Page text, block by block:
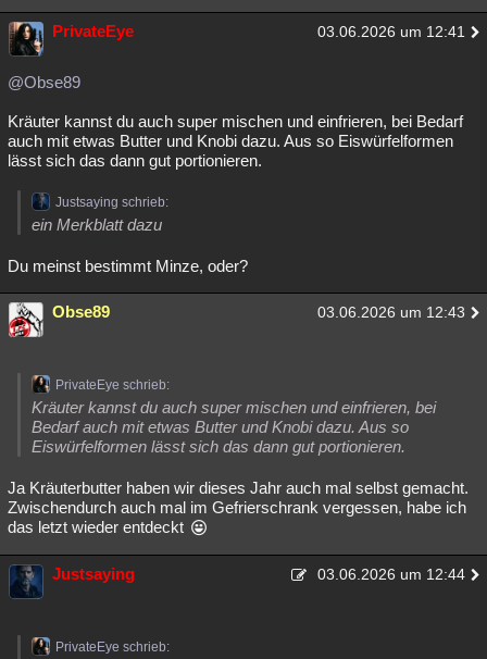
PrivateEye 03.06.2026 um 12:41
@Obse89
Kräuter kannst du auch super mischen und einfrieren, bei Bedarf
auch mit etwas Butter und Knobi dazu. Aus so Eiswürfelformen
lässt sich das dann gut portionieren.
Justsaying schrieb:
ein Merkblatt dazu
Du meinst bestimmt Minze, oder?
Obse89 03.06.2026 um 12:43
PrivateEye schrieb:
Kräuter kannst du auch super mischen und einfrieren, bei
Bedarf auch mit etwas Butter und Knobi dazu. Aus so
Eiswürfelformen lässt sich das dann gut portionieren.
Ja Kräuterbutter haben wir dieses Jahr auch mal selbst gemacht.
Zwischendurch auch mal im Gefrierschrank vergessen, habe ich
das letzt wieder entdeckt
Justsaying 03.06.2026 um 12:44
PrivateEye schrieb: